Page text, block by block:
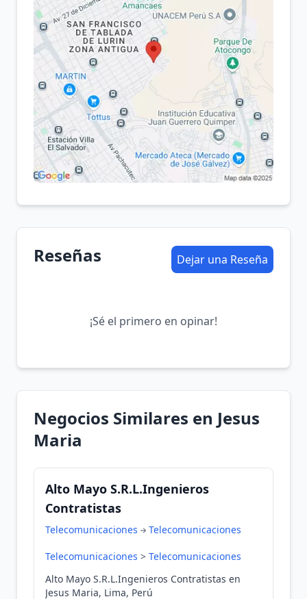
Reseñas Dejar una Reseña
¡Sé el primero en opinar!
Negocios Similares en Jesus
Maria
Alto Mayo S.R.L.Ingenieros
Contratistas
Telecomunicaciones Telecomunicaciones
Telecomunicaciones > Telecomunicaciones
Alto Mayo S.R.L.Ingenieros Contratistas en
Jesus Maria, Lima, Perú